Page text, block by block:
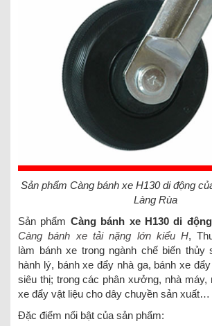
Sản phẩm Càng bánh xe H130 di động
Làng Rùa
Sản phẩm Càng bánh xe H130 di động
Càng bánh xe tải nặng lớn kiểu H,
làm bánh xe trong ngành chế biến thủy
hành lý, bánh xe đẩy nhà ga, bánh xe
siêu thị; trong các phân xưởng, nhà máy,
xe đẩy vật liệu cho dây chuyền sản xuất…
Đặc điểm nổi bật của sản phẩm: